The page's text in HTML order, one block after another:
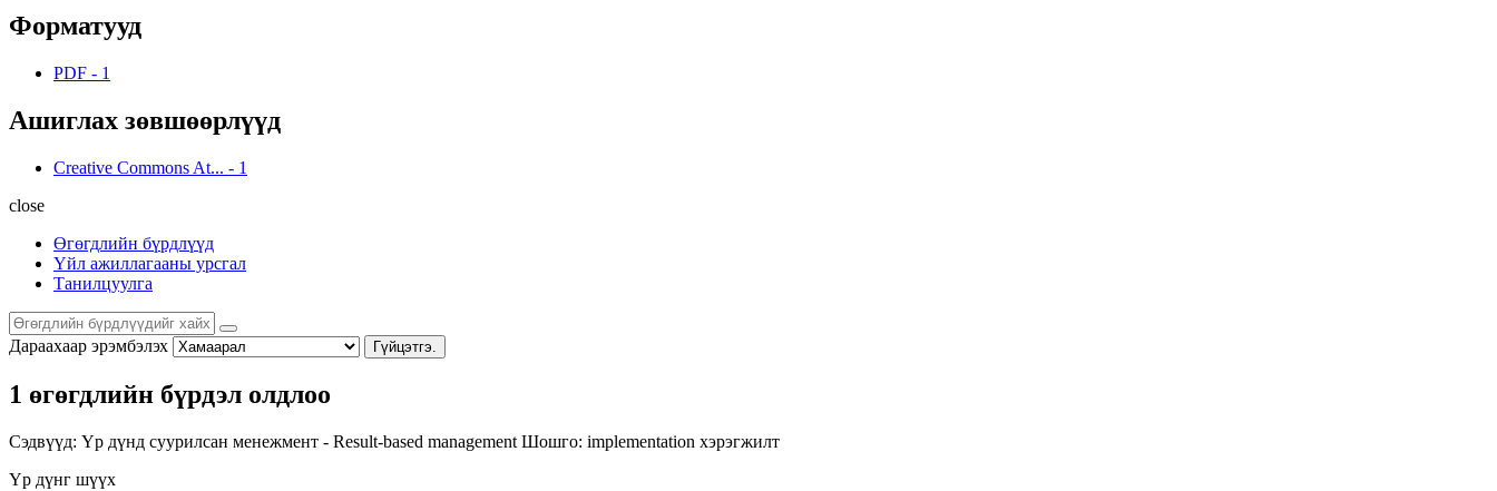
Форматууд
PDF - 1
Ашиглах зөвшөөрлүүд
Creative Commons At... - 1
close
Өгөгдлийн бүрдлүүд
Үйл ажиллагааны урсгал
Танилцуулга
Дараахаар эрэмбэлэх Гүйцэтгэ.
1 өгөгдлийн бүрдэл олдлоо
Сэдвүүд: Үр дүнд суурилсан менежмент - Result-based management Шошго: implementation хэрэгжилт
Үр дүнг шүүх